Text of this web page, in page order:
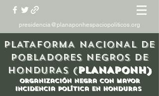
presidencia@planaponhespaciopoliticos.org
PLATAFORMA NACIONAL DE
POBLADORES NEGROS DE
HONDURAS (PLANAPONH)
organización Negra con mayor
incidencia política en honduras